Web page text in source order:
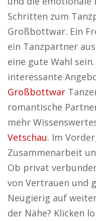
Schritten zum
Großbottwar. Ein
ein Tanzpartner
eine gute Wahl
interessante
Großbottwar
romantische
mehr
Vetschau. Im
Zusammenarbeit
Ob privat
von Vertrauen und
Neugierig auf
der Nähe? Klicken